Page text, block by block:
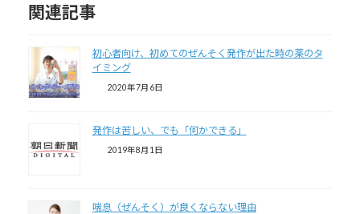
関連記事
初心者向け、初めてのぜんそく発作が出た時の薬のタ
イミング
2020年7月6日
発作は苦しい、でも「何かできる」
2019年8月1日
喘息（ぜんそく）が良くならない理由